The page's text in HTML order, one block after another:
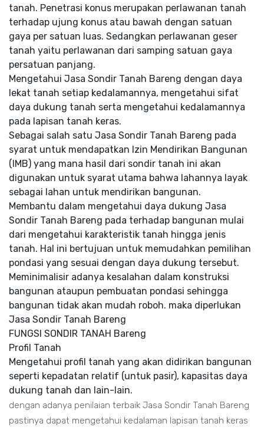
tanah. Penetrasi konus merupakan perlawanan tanah
terhadap ujung konus atau bawah dengan satuan
gaya per satuan luas. Sedangkan perlawanan geser
tanah yaitu perlawanan dari samping satuan gaya
persatuan panjang.
Mengetahui Jasa Sondir Tanah Bareng dengan daya
lekat tanah setiap kedalamannya, mengetahui sifat
daya dukung tanah serta mengetahui kedalamannya
pada lapisan tanah keras.
Sebagai salah satu Jasa Sondir Tanah Bareng pada
syarat untuk mendapatkan Izin Mendirikan Bangunan
(IMB) yang mana hasil dari sondir tanah ini akan
digunakan untuk syarat utama bahwa lahannya layak
sebagai lahan untuk mendirikan bangunan.
Membantu dalam mengetahui daya dukung Jasa
Sondir Tanah Bareng pada terhadap bangunan mulai
dari mengetahui karakteristik tanah hingga jenis
tanah. Hal ini bertujuan untuk memudahkan pemilihan
pondasi yang sesuai dengan daya dukung tersebut.
Meminimalisir adanya kesalahan dalam konstruksi
bangunan ataupun pembuatan pondasi sehingga
bangunan tidak akan mudah roboh. maka diperlukan
Jasa Sondir Tanah Bareng
FUNGSI SONDIR TANAH Bareng
Profil Tanah
Mengetahui profil tanah yang akan didirikan bangunan
seperti kepadatan relatif (untuk pasir), kapasitas daya
dukung tanah dan lain-lain.
dengan adanya penilaian terbaik Jasa Sondir Tanah Bareng
pastinya dapat mengetahui kedalaman lapisan tanah keras